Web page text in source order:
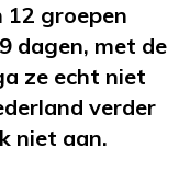
groepen
dagen, met de
ze echt niet
verder
niet aan.